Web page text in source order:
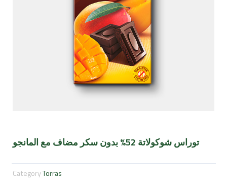
توراس شوكولاتة 52% بدون سكر مضاف مع المانجو
CategoryTorras